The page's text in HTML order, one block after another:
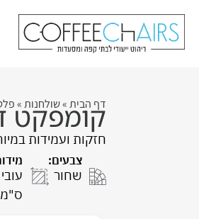
דף הבית»שולחנות»
קומפקט
חזקות ועמידות
צבעים:
שחור
ס"מ